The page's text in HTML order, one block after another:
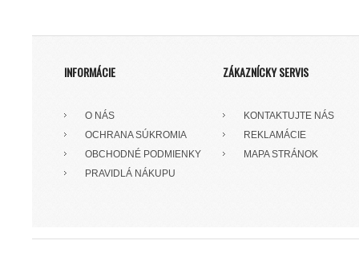
INFORMÁCIE
O NÁS
OCHRANA SÚKROMIA
OBCHODNÉ PODMIENKY
PRAVIDLÁ NÁKUPU
ZÁKAZNÍCKY SERVIS
KONTAKTUJTE NÁS
REKLAMÁCIE
MAPA STRÁNOK